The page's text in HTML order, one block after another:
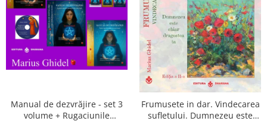
Manual de dezvrăjire - set 3
volume + Rugaciunile
Frumusete in dar. Vindecarea
sufletului. Dumnezeu este